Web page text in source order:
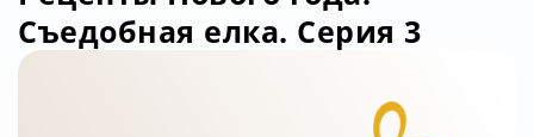
ПЕРЕДАЧИ
ТЕЛЕПРОГРАММА
РЕКЛАМОДАТЕЛЯМ
Съедобная елка. Серия 3